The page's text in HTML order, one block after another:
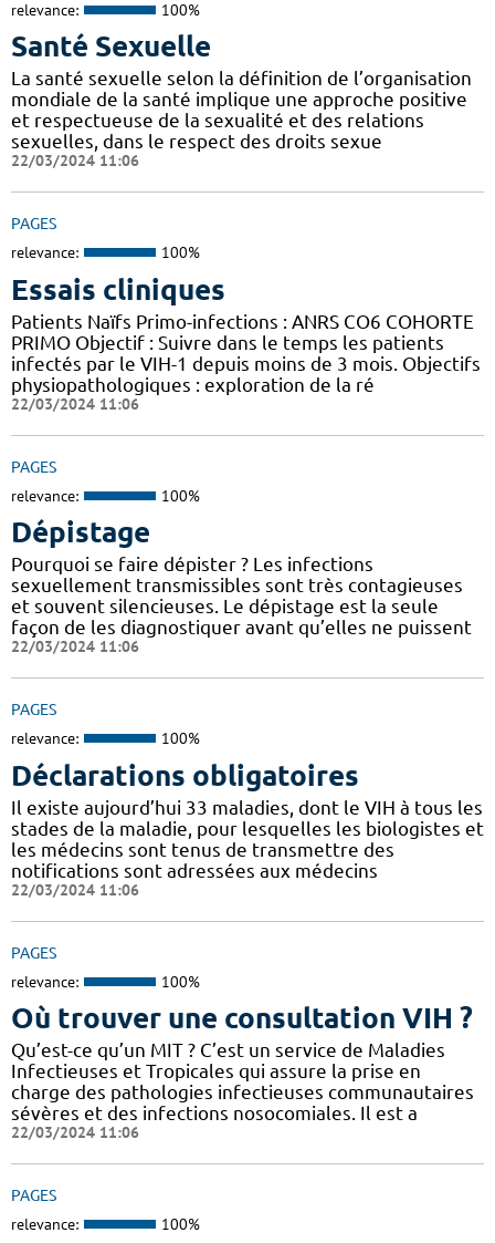
relevance: 100%
Santé Sexuelle
La santé sexuelle selon la définition de l’organisation
mondiale de la santé implique une approche positive
et respectueuse de la sexualité et des relations
sexuelles, dans le respect des droits sexue
22/03/2024 11:06
PAGES
relevance: 100%
Essais cliniques
Patients Naïfs Primo-infections : ANRS CO6 COHORTE
PRIMO Objectif : Suivre dans le temps les patients
infectés par le VIH-1 depuis moins de 3 mois. Objectifs
physiopathologiques : exploration de la ré
22/03/2024 11:06
PAGES
relevance: 100%
Dépistage
Pourquoi se faire dépister ? Les infections
sexuellement transmissibles sont très contagieuses
et souvent silencieuses. Le dépistage est la seule
façon de les diagnostiquer avant qu’elles ne puissent
22/03/2024 11:06
PAGES
relevance: 100%
Déclarations obligatoires
Il existe aujourd’hui 33 maladies, dont le VIH à tous les
stades de la maladie, pour lesquelles les biologistes et
les médecins sont tenus de transmettre des
notifications sont adressées aux médecins
22/03/2024 11:06
PAGES
relevance: 100%
Où trouver une consultation VIH ?
Qu’est-ce qu’un MIT ? C’est un service de Maladies
Infectieuses et Tropicales qui assure la prise en
charge des pathologies infectieuses communautaires
sévères et des infections nosocomiales. Il est a
22/03/2024 11:06
PAGES
relevance: 100%